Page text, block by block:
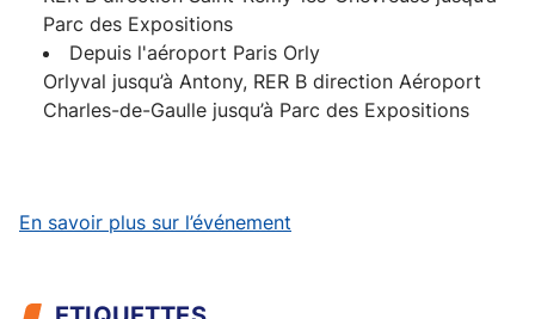
Parc des Expositions
Depuis l'aéroport Paris Orly
Orlyval jusqu’à Antony, RER B direction Aéroport
Charles-de-Gaulle jusqu’à Parc des Expositions
En savoir plus sur l’événement